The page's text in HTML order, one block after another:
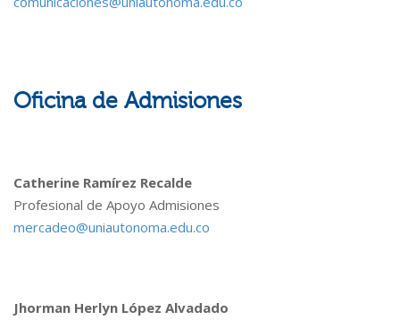
Oficina de Admisiones
Catherine Ramírez Recalde
Profesional de Apoyo Admisiones
mercadeo@uniautonoma.edu.co
Jhorman Herlyn López Alvadado